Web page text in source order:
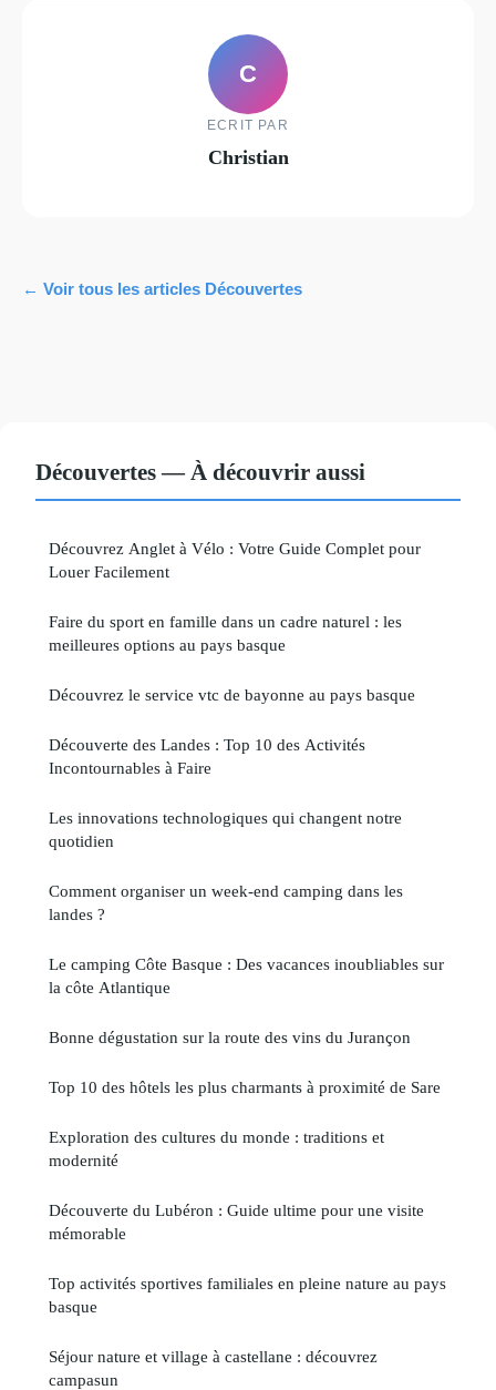
C
ECRIT PAR
Christian
← Voir tous les articles Découvertes
Découvertes — À découvrir aussi
Découvrez Anglet à Vélo : Votre Guide Complet pour
Louer Facilement
Faire du sport en famille dans un cadre naturel : les
meilleures options au pays basque
Découvrez le service vtc de bayonne au pays basque
Découverte des Landes : Top 10 des Activités
Incontournables à Faire
Les innovations technologiques qui changent notre
quotidien
Comment organiser un week-end camping dans les
landes ?
Le camping Côte Basque : Des vacances inoubliables sur
la côte Atlantique
Bonne dégustation sur la route des vins du Jurançon
Top 10 des hôtels les plus charmants à proximité de Sare
Exploration des cultures du monde : traditions et
modernité
Découverte du Lubéron : Guide ultime pour une visite
mémorable
Top activités sportives familiales en pleine nature au pays
basque
Séjour nature et village à castellane : découvrez
campasun